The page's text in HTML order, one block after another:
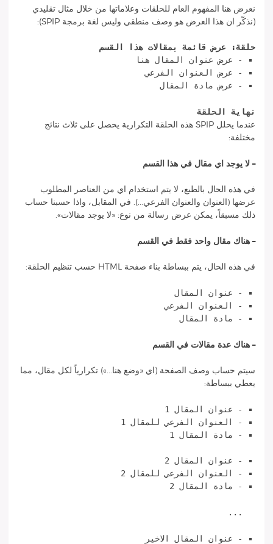
نعرض هنا المفهوم العام للحلقات وعلاماتها من خلال مثال تقليدي
(نذكّر ان هذا العرض هو وصف منطقي وليس لغة برمجة SPIP):
حلقة: عرض قائمة بمقالات هذا القسم
- عرض عنوان المقال هنا
- عرض العنوان الفرعي
- عرض مادة المقال
نهاية الحلقة
عندما يحلل SPIP هذه الحلقة التكرارية يحصل على ثلاث نتائج
مختلفة:
– لا يوجد اي مقال في هذا القسم
في هذه الحال بالطبع، لا يتم استخدام اي من العناصر المطلوب
عرضها (العنوان والعنوان الفرعي...). في المقابل، واذا حسبنا حساب
ذلك مسبقاً، يمكن عرض رسالة من نوع: «لا يوجد مقالات».
– هناك مقال واحد فقط في القسم
في هذه الحال، يتم ببساطة بناء صفحة HTML حسب تنظيم الحلقة:
- عنوان المقال
- العنوان الفرعي
- مادة المقال
– هناك عدة مقالات في القسم
سيتم حساب وصف الصفحة (اي «وضع هنا...») تكرارياً لكل مقال، مما
يعطي ببساطة:
- عنوان المقال 1
- العنوان الفرعي للمقال 1
- مادة المقال 1
- عنوان المقال 2
- العنوان الفرعي للمقال 2
- مادة المقال 2
...
- عنوان المقال الاخير